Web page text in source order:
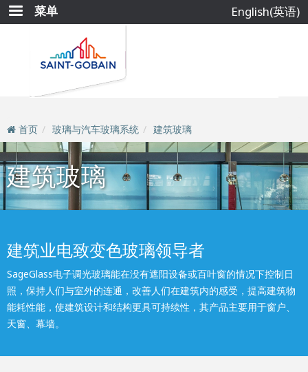
跳
转
菜单 English(英语)
首页 玻璃与汽车玻璃系统 建筑玻璃
建筑玻璃
建筑业电致变色玻璃领导者
SageGlass电子调光玻璃能在没有遮阳设备或百叶窗的情况下控制日
照，保持人们与室外的连通，改善人们在建筑内的感受，提高建筑物
能耗性能，使建筑设计和结构更具可持续性，其产品主要用于窗户、
天窗、幕墙。